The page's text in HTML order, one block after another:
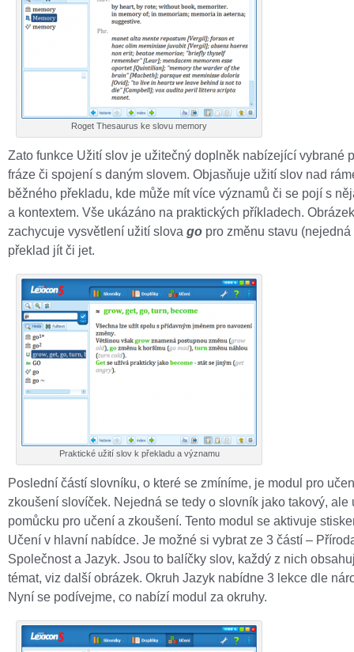
Roget Thesaurus ke slovu memory
Zato funkce Užití slov je užitečný doplněk nabízející vybrané
fráze či spojení s daným slovem. Objasňuje užití slov nad
běžného překladu, kde může mít více významů či se pojí s
a kontextem. Vše ukázáno na praktických příkladech. Obrázek
zachycuje vysvětlení užití slova go pro změnu stavu (nejedná
překlad jít či jet.
Praktické užití slov k překladu a významu
Poslední částí slovníku, o které se zmíníme, je modul pro
zkoušení slovíček. Nejedná se tedy o slovník jako takový, ale
pomůcku pro učení a zkoušení. Tento modul se aktivuje
Učení v hlavní nabídce. Je možné si vybrat ze 3 částí –
Společnost a Jazyk. Jsou to balíčky slov, každý z nich
témat, viz další obrázek. Okruh Jazyk nabídne 3 lekce dle
Nyní se podívejme, co nabízí modul za okruhy.